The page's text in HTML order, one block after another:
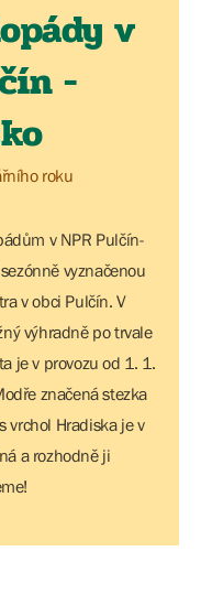
v
-
roku
v NPR Pulčín-
vyznačenou
v obci Pulčín. V
výhradně po trvale
je v provozu od 1. 1.
značená stezka
vrchol Hradiska je v
a rozhodně ji